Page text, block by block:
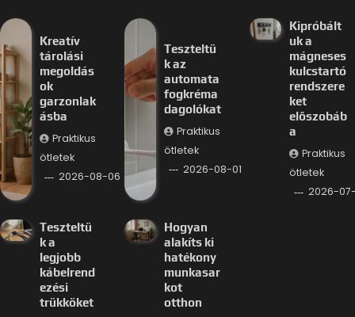
Kreatív
tárolási
megoldás
ok
garzonlak
ásba
Praktikus
ötletek
2026-08-06
Teszteltü
k az
automata
fogkréma
dagolókat
Praktikus
ötletek
2026-08-01
Kipróbált
uk a
mágneses
kulcstartó
rendszere
ket
előszobáb
a
Praktikus
ötletek
2026-
Teszteltü
k a
legjobb
kábelrend
ezési
trükköket
Hogyan
alakíts ki
hatékony
munkasar
kot
otthon